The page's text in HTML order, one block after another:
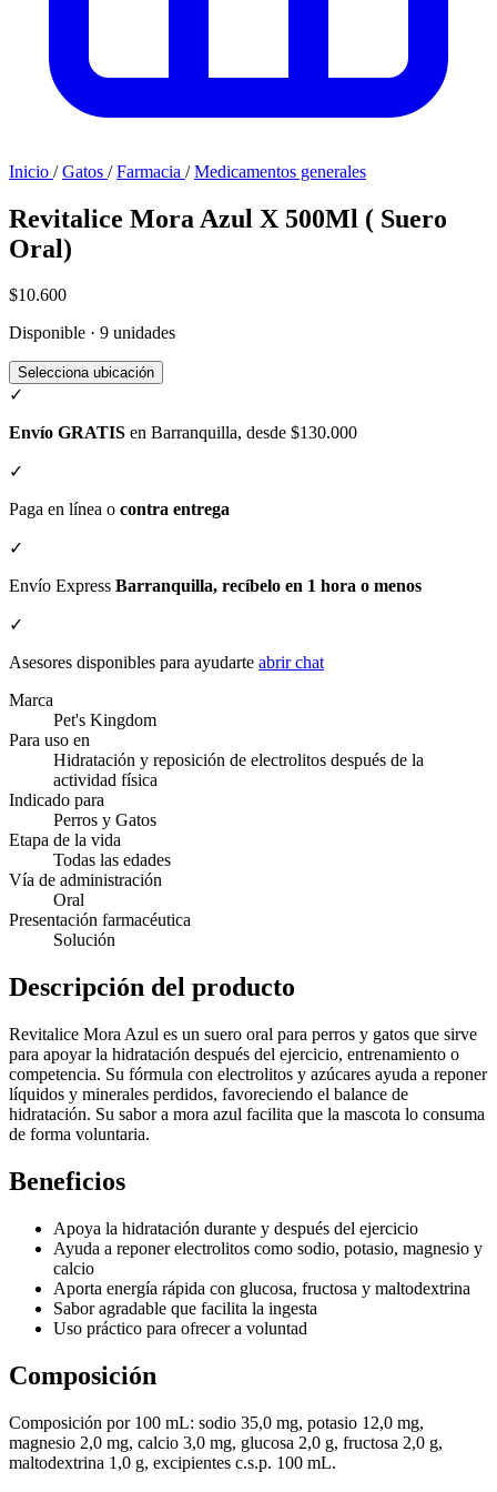
Inicio / Gatos / Farmacia / Medicamentos generales
Revitalice Mora Azul X 500Ml ( Suero
Oral)
$10.600
Disponible · 9 unidades
Selecciona ubicación
✓
Envío GRATIS en Barranquilla, desde $130.000
✓
Paga en línea o contra entrega
✓
Envío Express Barranquilla, recíbelo en 1 hora o menos
✓
Asesores disponibles para ayudarte abrir chat
Marca
Pet's Kingdom
Para uso en
Hidratación y reposición de electrolitos después de la
actividad física
Indicado para
Perros y Gatos
Etapa de la vida
Todas las edades
Vía de administración
Oral
Presentación farmacéutica
Solución
Descripción del producto
Revitalice Mora Azul es un suero oral para perros y gatos que sirve
para apoyar la hidratación después del ejercicio, entrenamiento o
competencia. Su fórmula con electrolitos y azúcares ayuda a reponer
líquidos y minerales perdidos, favoreciendo el balance de
hidratación. Su sabor a mora azul facilita que la mascota lo consuma
de forma voluntaria.
Beneficios
Apoya la hidratación durante y después del ejercicio
Ayuda a reponer electrolitos como sodio, potasio, magnesio y
calcio
Aporta energía rápida con glucosa, fructosa y maltodextrina
Sabor agradable que facilita la ingesta
Uso práctico para ofrecer a voluntad
Composición
Composición por 100 mL: sodio 35,0 mg, potasio 12,0 mg,
magnesio 2,0 mg, calcio 3,0 mg, glucosa 2,0 g, fructosa 2,0 g,
maltodextrina 1,0 g, excipientes c.s.p. 100 mL.